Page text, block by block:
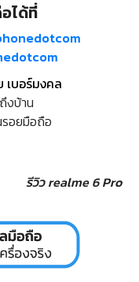
ได้ที่
เบอร์มงคล
งบ้าน
อยมือถือ
รีวิว realme 6 Pro